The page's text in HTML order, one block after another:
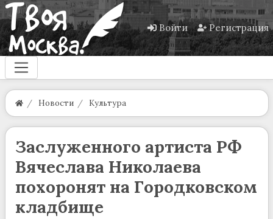
Войти Регистрация
Новости Культура
Заслуженного артиста РФ
Вячеслава Николаева
похоронят на Городковском
кладбище